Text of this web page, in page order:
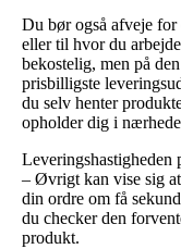
Du bør også afveje
eller til hvor du
bekostelig, men på
prisbilligste
du selv henter
opholder dig i
Leveringshastigheden
– Øvrigt kan vise sig
din ordre om få
du checker den
produkt.